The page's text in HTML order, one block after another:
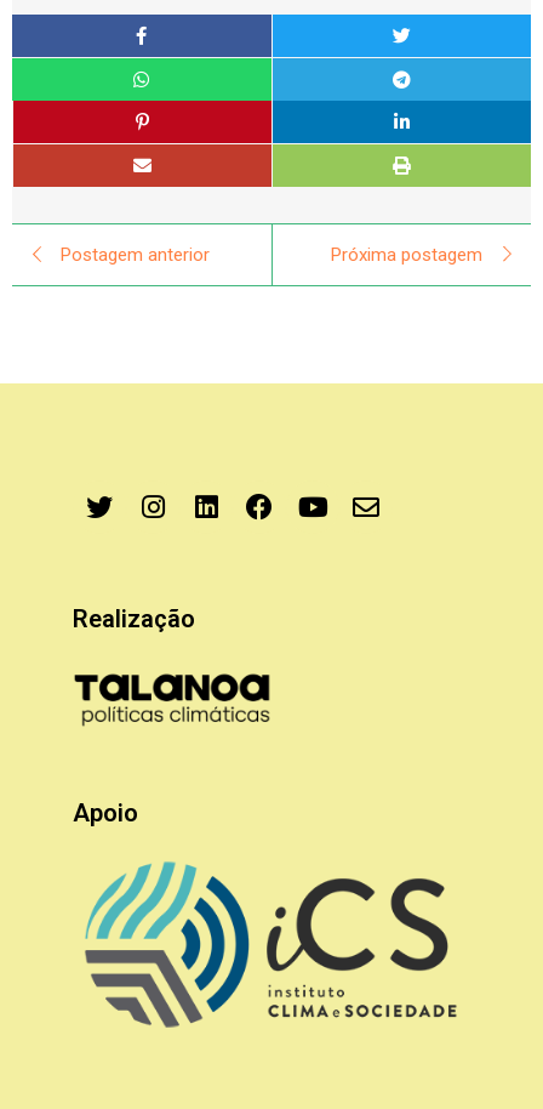
Postagem anterior Próxima postagem
Realização
Apoio